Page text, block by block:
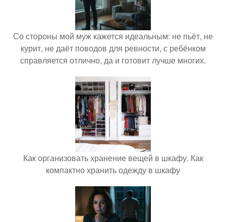
Со стороны мой муж кажется идеальным: не пьёт, не
курит, не даёт поводов для ревности, с ребёнком
справляется отлично, да и готовит лучше многих.
Как организовать хранение вещей в шкафу. Как
компактно хранить одежду в шкафу